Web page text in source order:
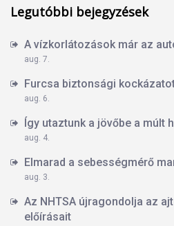
Legutóbbi bejegyzések
A vízkorlátozások már az
aug. 7.
Furcsa biztonsági
aug. 6.
Így utaztunk a jövőbe a múlt
aug. 4.
Elmarad a sebességmérő
aug. 3.
Az NHTSA újragondolja az
előírásait